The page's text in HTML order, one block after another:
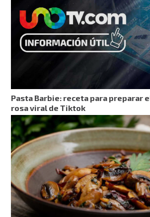
Pasta Barbie: receta para preparar
rosa viral de Tiktok